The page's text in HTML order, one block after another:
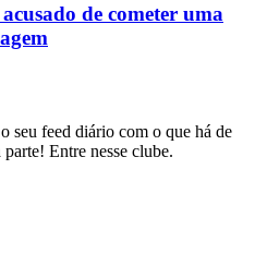
de cometer uma
seu feed diário com o que há de
Entre nesse clube.